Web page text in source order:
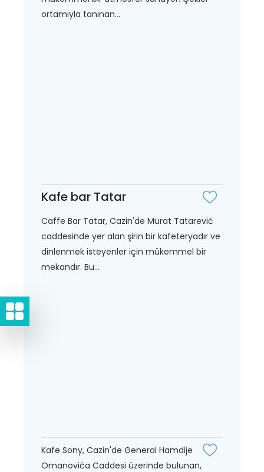
ortamıyla tanınan...
Kafe bar Tatar
Caffe Bar Tatar, Cazin'de Murat Tatarević
caddesinde yer alan şirin bir kafeteryadır ve
dinlenmek isteyenler için mükemmel bir
mekandır. Bu...
Kafe Sony, Cazin'de General Hamdije
Omanovića Caddesi üzerinde bulunan,